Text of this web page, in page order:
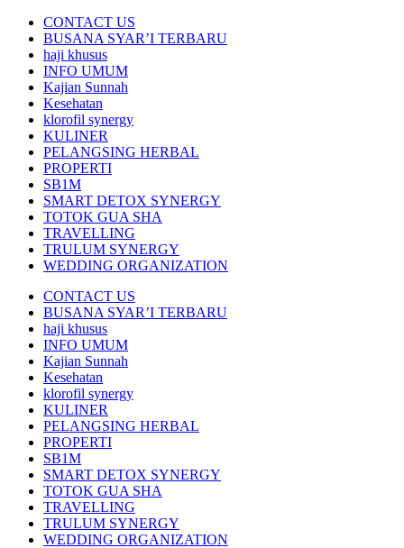
CONTACT US
BUSANA SYAR’I TERBARU
haji khusus
INFO UMUM
Kajian Sunnah
Kesehatan
klorofil synergy
KULINER
PELANGSING HERBAL
PROPERTI
SB1M
SMART DETOX SYNERGY
TOTOK GUA SHA
TRAVELLING
TRULUM SYNERGY
WEDDING ORGANIZATION
CONTACT US
BUSANA SYAR’I TERBARU
haji khusus
INFO UMUM
Kajian Sunnah
Kesehatan
klorofil synergy
KULINER
PELANGSING HERBAL
PROPERTI
SB1M
SMART DETOX SYNERGY
TOTOK GUA SHA
TRAVELLING
TRULUM SYNERGY
WEDDING ORGANIZATION